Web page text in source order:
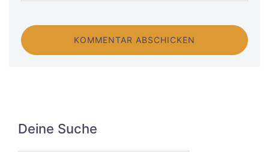
Deine Suche